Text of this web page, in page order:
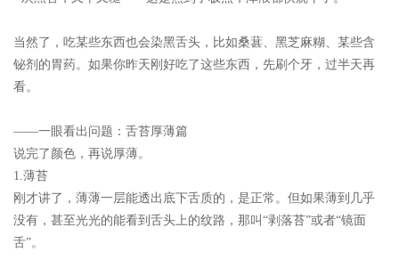
当然了，吃某些东西也会染黑舌头，比如桑葚、黑芝麻糊、某些含
铋剂的胃药。如果你昨天刚好吃了这些东西，先刷个牙，过半天再
看。
——一眼看出问题：舌苔厚薄篇
说完了颜色，再说厚薄。
1.薄苔
刚才讲了，薄薄一层能透出底下舌质的，是正常。但如果薄到几乎
没有，甚至光光的能看到舌头上的纹路，那叫“剥落苔”或者“镜面
舌”。